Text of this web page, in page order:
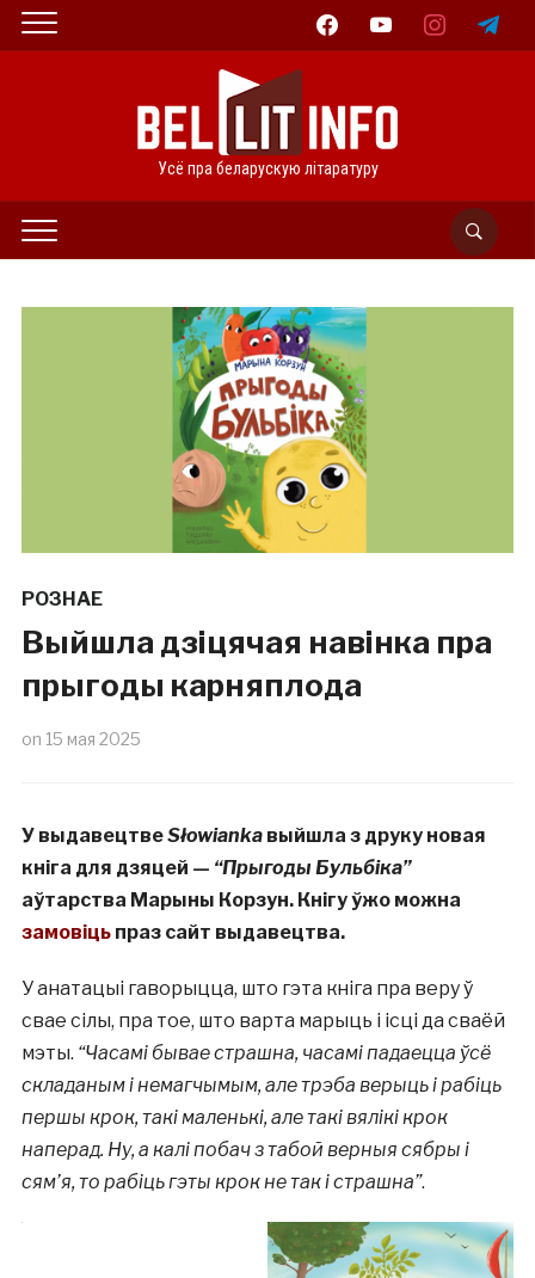
facebookyoutube instagramtelegram
Усё пра беларускую літаратуру
РОЗНАЕ
Выйшла дзіцячая навінка пра
прыгоды карняплода
on 15 мая 2025
У выдавецтвеSłowianka выйшла з друку новая
кніга для дзяцей — “Прыгоды Бульбіка”
аўтарства Марыны Корзун. Кнігу ўжо можна
замовіцьпраз сайт выдавецтва.
У анатацыі гаворыцца, што гэта кніга пра веру ў
свае сілы, пра тое, што варта марыць і ісці да сваёй
мэты. “Часамі бывае страшна, часамі падаецца ўсё
складаным і немагчымым, але трэба верыць і рабіць
першы крок, такі маленькі, але такі вялікі крок
наперад. Ну, а калі побач з табой верныя сябры і
сям’я, то рабіць гэты крок не так і страшна”.